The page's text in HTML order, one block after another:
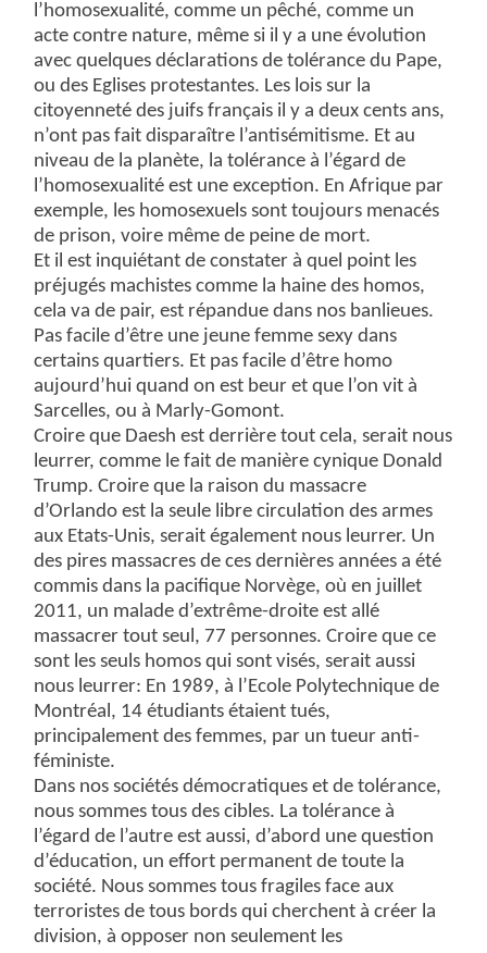
l’homosexualité, comme un pêché, comme un
acte contre nature, même si il y a une évolution
avec quelques déclarations de tolérance du Pape,
ou des Eglises protestantes. Les lois sur la
citoyenneté des juifs français il y a deux cents ans,
n’ont pas fait disparaître l’antisémitisme. Et au
niveau de la planète, la tolérance à l’égard de
l’homosexualité est une exception. En Afrique par
exemple, les homosexuels sont toujours menacés
de prison, voire même de peine de mort.
Et il est inquiétant de constater à quel point les
préjugés machistes comme la haine des homos,
cela va de pair, est répandue dans nos banlieues.
Pas facile d’être une jeune femme sexy dans
certains quartiers. Et pas facile d’être homo
aujourd’hui quand on est beur et que l’on vit à
Sarcelles, ou à Marly-Gomont.
Croire que Daesh est derrière tout cela, serait nous
leurrer, comme le fait de manière cynique Donald
Trump. Croire que la raison du massacre
d’Orlando est la seule libre circulation des armes
aux Etats-Unis, serait également nous leurrer. Un
des pires massacres de ces dernières années a été
commis dans la pacifique Norvège, où en juillet
2011, un malade d’extrême-droite est allé
massacrer tout seul, 77 personnes. Croire que ce
sont les seuls homos qui sont visés, serait aussi
nous leurrer: En 1989, à l’Ecole Polytechnique de
Montréal, 14 étudiants étaient tués,
principalement des femmes, par un tueur anti-
féministe.
Dans nos sociétés démocratiques et de tolérance,
nous sommes tous des cibles. La tolérance à
l’égard de l’autre est aussi, d’abord une question
d’éducation, un effort permanent de toute la
société. Nous sommes tous fragiles face aux
terroristes de tous bords qui cherchent à créer la
division, à opposer non seulement les